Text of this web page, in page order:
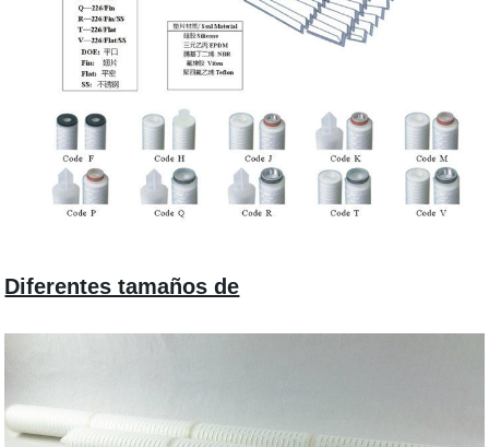
Diferentes tamaños de